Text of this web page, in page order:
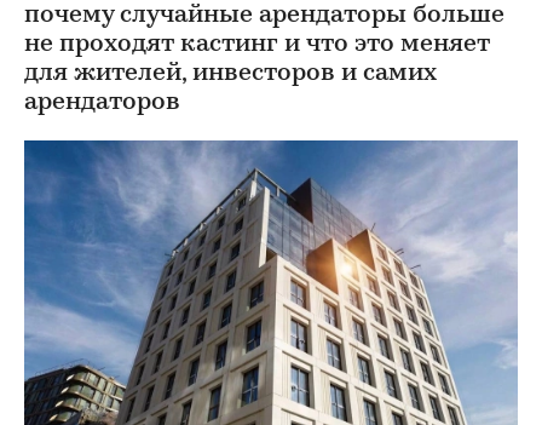
почему случайные арендаторы больше
не проходят кастинг и что это меняет
для жителей, инвесторов и самих
арендаторов